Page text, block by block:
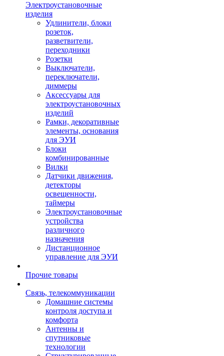
Электроустановочные
изделия
Удлинители, блоки
розеток,
разветвители,
переходники
Розетки
Выключатели,
переключатели,
диммеры
Аксессуары для
электроустановочных
изделий
Рамки, декоративные
элементы, основания
для ЭУИ
Блоки
комбинированные
Вилки
Датчики движения,
детекторы
освещенности,
таймеры
Электроустановочные
устройства
различного
назначения
Дистанционное
управление для ЭУИ
Прочие товары
Связь, телекоммуникации
Домашние системы
контроля доступа и
комфорта
Антенны и
спутниковые
технологии